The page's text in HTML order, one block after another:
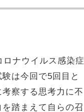
ナウイルス感染症
は今回で5回目と
察する思考力に不
踏まえて自らの召